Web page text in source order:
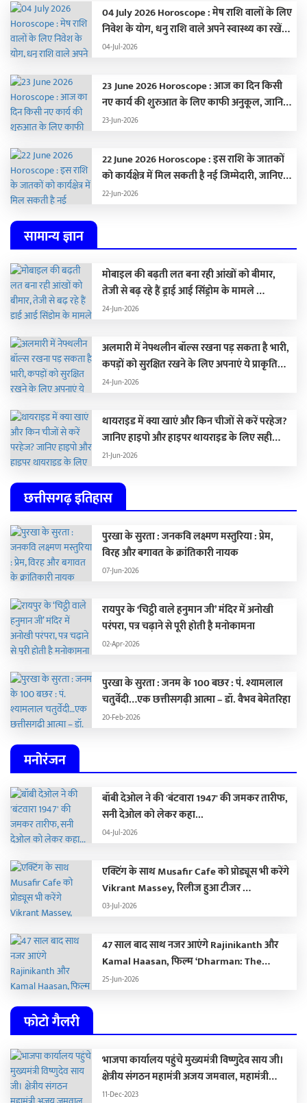
04 July 2026 Horoscope : मेष राशि वालों के लिए
निवेश के योग, धनु राशि वाले अपने स्वास्थ्य का रखें
ध्यान,
04-Jul-2026
23 June 2026 Horoscope : आज का दिन किसी
नए कार्य की शुरुआत के लिए काफी अनुकूल, जानिए
अपना राशिफल …
23-Jun-2026
22 June 2026 Horoscope : इस राशि के जातकों
को कार्यक्षेत्र में मिल सकती है नई जिम्मेदारी, जानिए
अपना राशिफल
22-Jun-2026
सामान्य ज्ञान
मोबाइल की बढ़ती लत बना रही आंखों को बीमार,
तेजी से बढ़ रहे हैं ड्राई आई सिंड्रोम के मामले …
24-Jun-2026
अलमारी में नेफ्थलीन बॉल्स रखना पड़ सकता है भारी,
कपड़ों को सुरक्षित रखने के लिए अपनाएं ये प्राकृतिक
विकल्प …
24-Jun-2026
थायराइड में क्या खाएं और किन चीजों से करें परहेज?
जानिए हाइपो और हाइपर थायराइड के लिए सही
डाइट
21-Jun-2026
छत्तीसगढ़ इतिहास
पुरखा के सुरता : जनकवि लक्ष्मण मस्तुरिया : प्रेम,
विरह और बगावत के क्रांतिकारी नायक
07-Jun-2026
रायपुर के ‘चिट्ठी वाले हनुमान जी’ मंदिर में अनोखी
परंपरा, पत्र चढ़ाने से पूरी होती है मनोकामना
02-Apr-2026
पुरखा के सुरता : जनम के 100 बछर : पं. श्यामलाल
चतुर्वेदी…एक छत्तीसगढ़ी आत्मा – डॉ. वैभव बेमेतरिहा
20-Feb-2026
मनोरंजन
बॉबी देओल ने की 'बंटवारा 1947' की जमकर तारीफ,
सनी देओल को लेकर कहा...
04-Jul-2026
एक्टिंग के साथ Musafir Cafe को प्रोड्यूस भी करेंगे
Vikrant Massey, रिलीज हुआ टीजर …
03-Jul-2026
47 साल बाद साथ नजर आएंगे Rajinikanth और
Kamal Haasan, फिल्म ‘Dharman: The
Deadly Doctor’ से सामने आया खौफनाक फर्स्ट
25-Jun-2026
फोटो गैलरी
भाजपा कार्यालय पहुंचे मुख्यमंत्री विष्णुदेव साय जी।
क्षेत्रीय संगठन महामंत्री अजय जमवाल, महामंत्री
संगठन पवन साय जी पूर्व मंत्री संगठन रामप्रताप जी से
11-Dec-2023